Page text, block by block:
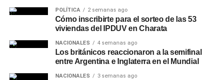
POLÍTICA 2 semanas ago
Cómo inscribirte para el sorteo de las 53
viviendas del IPDUV en Charata
NACIONALES 4 semanas ago
Los británicos reaccionaron a la semifinal
entre Argentina e Inglaterra en el Mundial
NACIONALES 3 semanas ago